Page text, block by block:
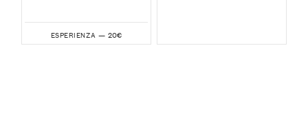
ESPERIENZA — 20€